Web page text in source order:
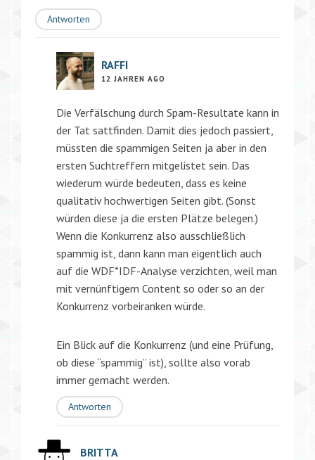
Antworten
RAFFI
12 JAHREN AGO
Die Verfälschung durch Spam-Resultate kann in
der Tat sattfinden. Damit dies jedoch passiert,
müssten die spammigen Seiten ja aber in den
ersten Suchtreffern mitgelistet sein. Das
wiederum würde bedeuten, dass es keine
qualitativ hochwertigen Seiten gibt. (Sonst
würden diese ja die ersten Plätze belegen.)
Wenn die Konkurrenz also ausschließlich
spammig ist, dann kann man eigentlich auch
auf die WDF*IDF-Analyse verzichten, weil man
mit vernünftigem Content so oder so an der
Konkurrenz vorbeiranken würde.
Ein Blick auf die Konkurrenz (und eine Prüfung,
ob diese “spammig” ist), sollte also vorab
immer gemacht werden.
Antworten
BRITTA